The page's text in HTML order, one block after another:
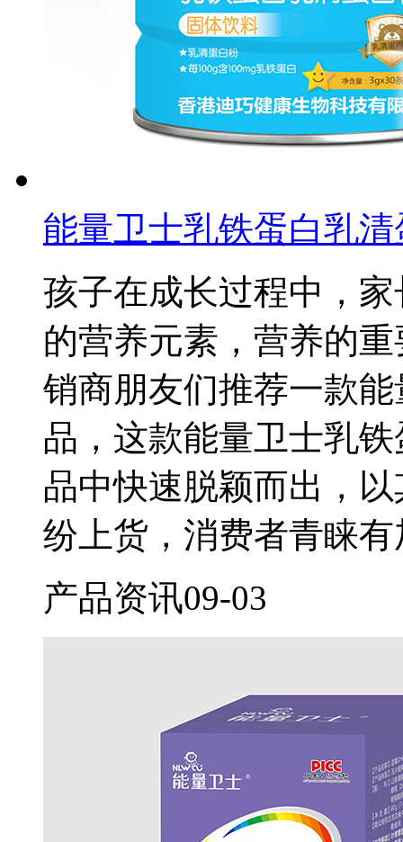
能量卫士乳铁蛋白乳
孩子在成长过程中，
的营养元素，营养的
销商朋友们推荐一款
品，这款能量卫士乳
品中快速脱颖而出，
纷上货，消费者青睐有
产品资讯09-03